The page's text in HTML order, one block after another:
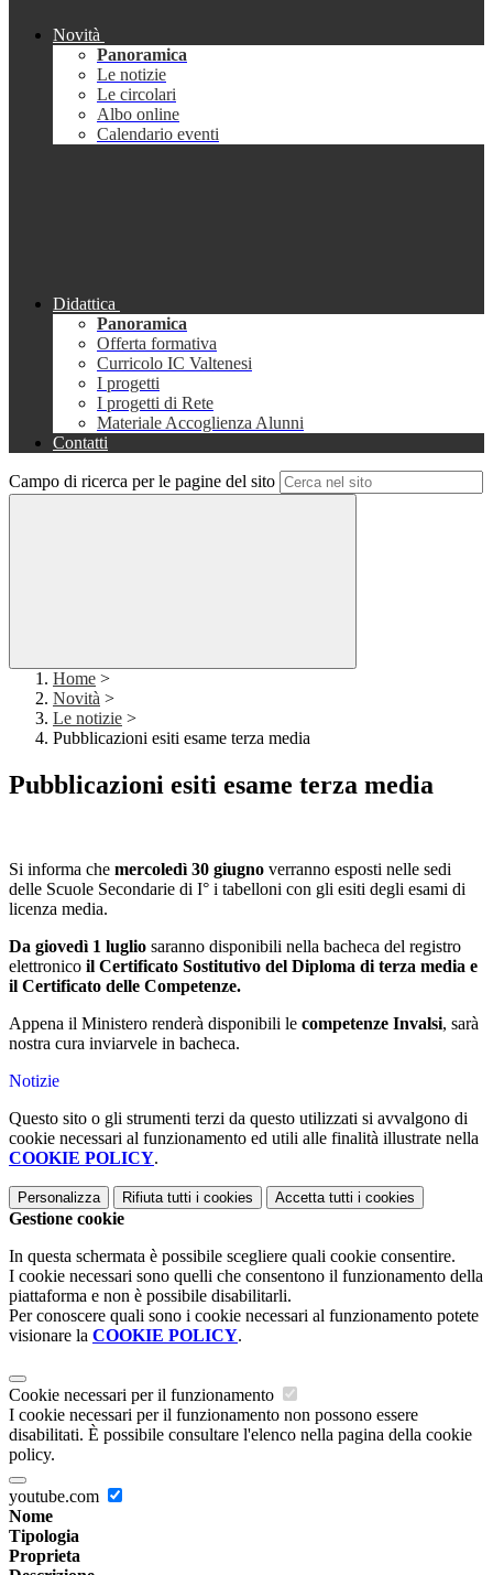
Novità
Panoramica
Le notizie
Le circolari
Albo online
Calendario eventi
Didattica
Panoramica
Offerta formativa
Curricolo IC Valtenesi
I progetti
I progetti di Rete
Materiale Accoglienza Alunni
Contatti
Campo di ricerca per le pagine del sito
Home >
Novità >
Le notizie >
Pubblicazioni esiti esame terza media
Pubblicazioni esiti esame terza media
Si informa che mercoledì 30 giugno verranno esposti nelle sedi
delle Scuole Secondarie di I° i tabelloni con gli esiti degli esami di
licenza media.
Da giovedì 1 luglio saranno disponibili nella bacheca del registro
elettronico il Certificato Sostitutivo del Diploma di terza media e
il Certificato delle Competenze.
Appena il Ministero renderà disponibili le competenze Invalsi, sarà
nostra cura inviarvele in bacheca.
Notizie
Questo sito o gli strumenti terzi da questo utilizzati si avvalgono di
cookie necessari al funzionamento ed utili alle finalità illustrate nella
COOKIE POLICY.
Personalizza Rifiuta tutti i cookies Accetta tutti i cookies
Gestione cookie
In questa schermata è possibile scegliere quali cookie consentire.
I cookie necessari sono quelli che consentono il funzionamento della
piattaforma e non è possibile disabilitarli.
Per conoscere quali sono i cookie necessari al funzionamento potete
visionare la COOKIE POLICY.
Cookie necessari per il funzionamento
I cookie necessari per il funzionamento non possono essere
disabilitati. È possibile consultare l'elenco nella pagina della cookie
policy.
youtube.com
Nome
Tipologia
Proprieta